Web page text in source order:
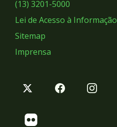
(13) 3201-5000
Lei de Acesso à Informação
Sitemap
Imprensa